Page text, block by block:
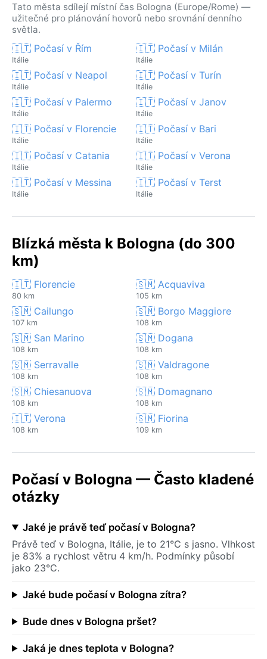
Tato města sdílejí místní čas Bologna (Europe/Rome) —
užitečné pro plánování hovorů nebo srovnání denního
světla.
🇮🇹 Počasí v Řím
Itálie
🇮🇹 Počasí v Milán
Itálie
🇮🇹 Počasí v Neapol
Itálie
🇮🇹 Počasí v Turín
Itálie
🇮🇹 Počasí v Palermo
Itálie
🇮🇹 Počasí v Janov
Itálie
🇮🇹 Počasí v Florencie
Itálie
🇮🇹 Počasí v Bari
Itálie
🇮🇹 Počasí v Catania
Itálie
🇮🇹 Počasí v Verona
Itálie
🇮🇹 Počasí v Messina
Itálie
🇮🇹 Počasí v Terst
Itálie
Blízká města k Bologna (do 300
km)
🇮🇹 Florencie
80 km
🇸🇲 Acquaviva
105 km
🇸🇲 Cailungo
107 km
🇸🇲 Borgo Maggiore
108 km
🇸🇲 San Marino
108 km
🇸🇲 Dogana
108 km
🇸🇲 Serravalle
108 km
🇸🇲 Valdragone
108 km
🇸🇲 Chiesanuova
108 km
🇸🇲 Domagnano
108 km
🇮🇹 Verona
108 km
🇸🇲 Fiorina
109 km
Počasí v Bologna — Často kladené
otázky
Jaké je právě teď počasí v Bologna?
Právě teď v Bologna, Itálie, je to 21°C s jasno. Vlhkost
je 83% a rychlost větru 4 km/h. Podmínky působí
jako 23°C.
Jaké bude počasí v Bologna zítra?
Bude dnes v Bologna pršet?
Jaká je dnes teplota v Bologna?